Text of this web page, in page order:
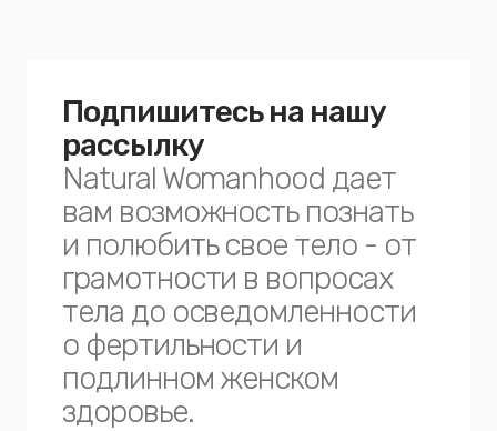
Подпишитесь на нашу
рассылку
Natural Womanhood дает
вам возможность познать
и полюбить свое тело - от
грамотности в вопросах
тела до осведомленности
о фертильности и
подлинном женском
здоровье.